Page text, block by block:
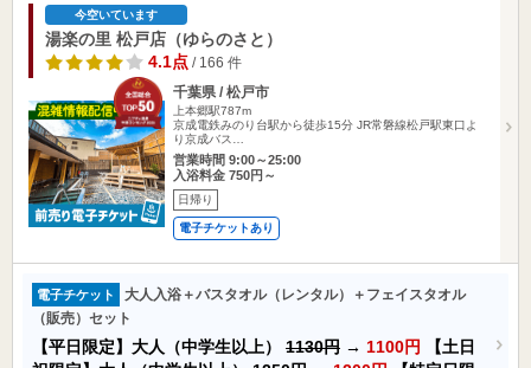
今空いています
湯楽の里 松戸店（ゆらのさと）
4.1点 / 166 件
千葉県 / 松戸市
上本郷駅787m
京成電鉄みのり台駅から徒歩15分 JR常磐線松戸駅東口よ
り京成バス…
営業時間 9:00～25:00
入浴料金 750円～
日帰り
電子チケットあり
電子チケット
大人入浴＋バスタオル（レンタル）＋フェイスタオル
（販売）セット
【平日限定】大人（中学生以上） 1130円 → 1100円
【土日